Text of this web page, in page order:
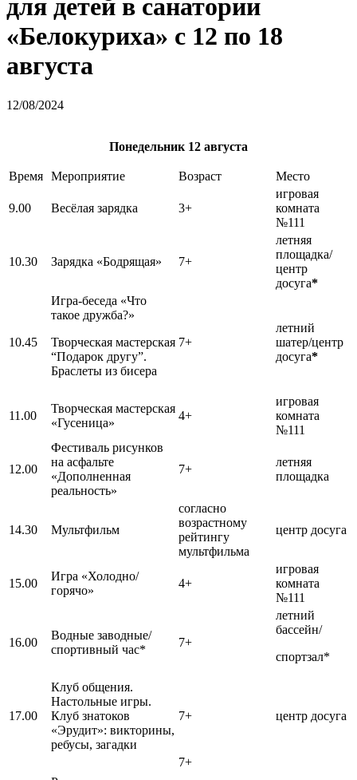
для детей в санатории
«Белокуриха» с 12 по 18
августа
12/08/2024
Понедельник 12 августа
Время Мероприятие Возраст Место
9.00 Весёлая зарядка 3+
игровая
комната
№111
10.30 Зарядка «Бодрящая» 7+
летняя
площадка/
центр
досуга*
10.45
Игра-беседа «Что
такое дружба?»
Творческая мастерская
“Подарок другу”.
Браслеты из бисера
7+
летний
шатер/центр
досуга*
11.00
Творческая мастерская
«Гусеница»
4+
игровая
комната
№111
12.00
Фестиваль рисунков
на асфальте
«Дополненная
реальность»
7+
летняя
площадка
14.30 Мультфильм
согласно
возрастному
рейтингу
мультфильма
центр досуга
15.00
Игра «Холодно/
горячо»
4+
игровая
комната
№111
16.00
Водные заводные/
спортивный час*
7+
летний
бассейн/
спортзал*
17.00
Клуб общения.
Настольные игры.
Клуб знатоков
«Эрудит»: викторины,
ребусы, загадки
7+ центр досуга
7+